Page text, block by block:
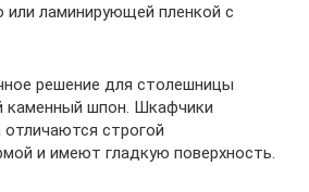
или ламинирующей пленкой с
решение для столешницы
каменный шпон. Шкафчики
отличаются строгой
и имеют гладкую поверхность.